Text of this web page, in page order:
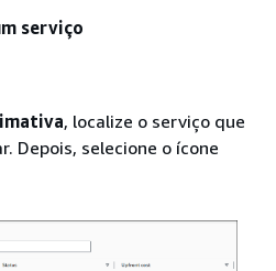
serviço
, localize o serviço que
Depois, selecione o ícone